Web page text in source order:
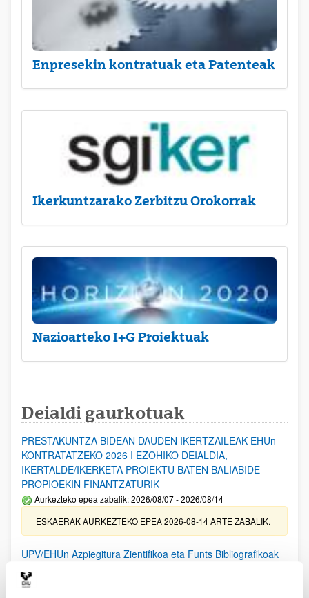
Enpresekin kontratuak eta Patenteak
Ikerkuntzarako Zerbitzu Orokorrak
Nazioarteko I+G Proiektuak
Deialdi gaurkotuak
PRESTAKUNTZA BIDEAN DAUDEN IKERTZAILEAK EHUn
KONTRATATZEKO 2026 I EZOHIKO DEIALDIA,
IKERTALDE/IKERKETA PROIEKTU BATEN BALIABIDE
PROPIOEKIN FINANTZATURIK
Aurkezteko epea zabalik: 2026/08/07 - 2026/08/14
ESKAERAK AURKEZTEKO EPEA 2026-08-14 ARTE ZABALIK.
UPV/EHUn Azpiegitura Zientifikoa eta Funts Bibliografikoak